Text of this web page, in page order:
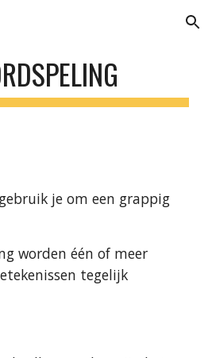
Skip to navigation
je om een grappig
worden één of meer
tegelijk